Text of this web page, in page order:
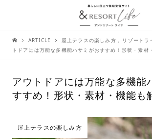
ARTICLE 屋上テラスの楽しみ方 , リゾートラ
トドアには万能な多機能ハサミがおすすめ！形状・素材
アウトドアには万能な多機能
すすめ！形状・素材・機能も
屋上テラスの楽しみ方